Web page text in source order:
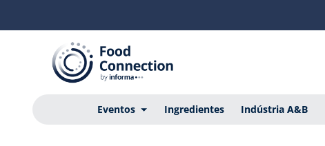
Eventos Ingredientes Indústria A&B